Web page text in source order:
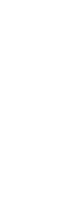
La relación
A través del
Educativo y
sobre los
que se podrá
Además, la
los puntos de
recibirán
Asimismo, la
848 000), en